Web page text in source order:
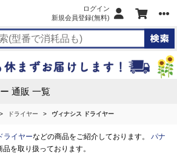
ログイン
新規会員登録(無料)
通販 一覧
ドライヤー ヴィナシス ドライヤー
ライヤーなどの商品をご紹介しております。 パナ
品を取り扱っております。